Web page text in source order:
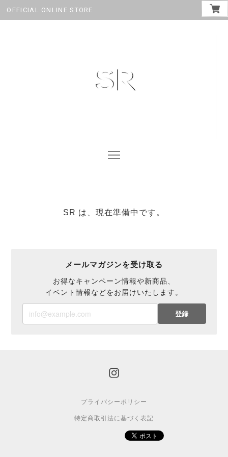
OFFICIAL ONLINE STORE
SR は、現在準備中です。
メールマガジンを受け取る
お得なキャンペーン情報や新商品、
イベント情報などをお届けいたします。
登録
プライバシーポリシー
特定商取引法に基づく表記